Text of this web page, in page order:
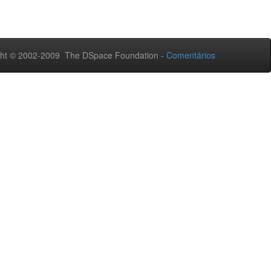
© 2002-2009 The DSpace Foundation - Comentários